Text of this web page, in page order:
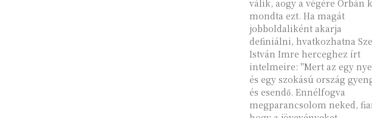
válik, aogy a végére Orbán
mondta ezt. Ha magát
jobboldaliként akarja
definiálni, hvatkozhatna
István Imre herceghez írt
intelmeire: "Mert az egy
és egy szokású ország
és esendő. Ennélfogva
megparancsolom neked,